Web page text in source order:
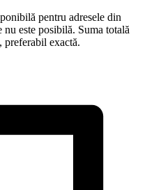
pentru adresele din
este posibilă. Suma totală
exactă.